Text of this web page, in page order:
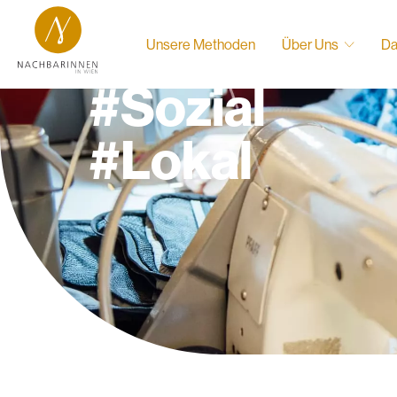
Unsere Methoden Über Uns
#Nachhaltig
#Sozial
#Lokal